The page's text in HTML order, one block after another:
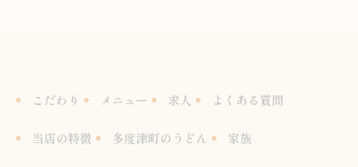
こだわり メニュー 求人 よくある質問
当店の特徴 多度津町のうどん 家族